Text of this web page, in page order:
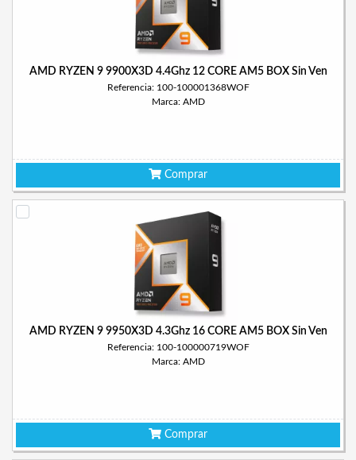
AMD RYZEN 9 9900X3D 4.4Ghz 12 CORE AM5 BOX Sin Ven
Referencia: 100-100001368WOF
Marca: AMD
Comprar
AMD RYZEN 9 9950X3D 4.3Ghz 16 CORE AM5 BOX Sin Ven
Referencia: 100-100000719WOF
Marca: AMD
Comprar